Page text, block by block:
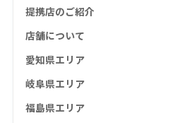
提携店のご紹介
店舗について
愛知県エリア
岐阜県エリア
福島県エリア